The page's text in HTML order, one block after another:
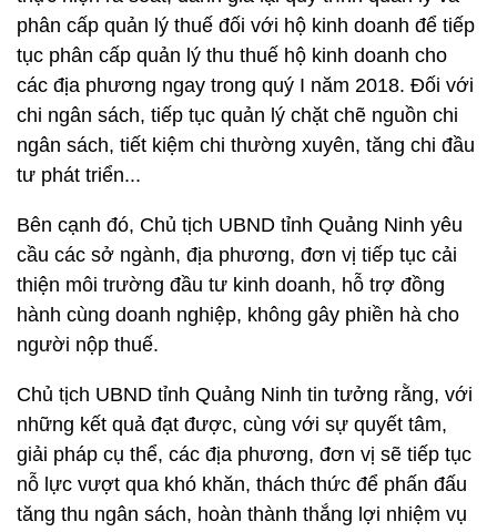
phân cấp quản lý thuế đối với hộ kinh doanh để tiếp
tục phân cấp quản lý thu thuế hộ kinh doanh cho
các địa phương ngay trong quý I năm 2018. Đối với
chi ngân sách, tiếp tục quản lý chặt chẽ nguồn chi
ngân sách, tiết kiệm chi thường xuyên, tăng chi đầu
tư phát triển...
Bên cạnh đó, Chủ tịch UBND tỉnh Quảng Ninh yêu
cầu các sở ngành, địa phương, đơn vị tiếp tục cải
thiện môi trường đầu tư kinh doanh, hỗ trợ đồng
hành cùng doanh nghiệp, không gây phiền hà cho
người nộp thuế.
Chủ tịch UBND tỉnh Quảng Ninh tin tưởng rằng, với
những kết quả đạt được, cùng với sự quyết tâm,
giải pháp cụ thể, các địa phương, đơn vị sẽ tiếp tục
nỗ lực vượt qua khó khăn, thách thức để phấn đấu
tăng thu ngân sách, hoàn thành thắng lợi nhiệm vụ